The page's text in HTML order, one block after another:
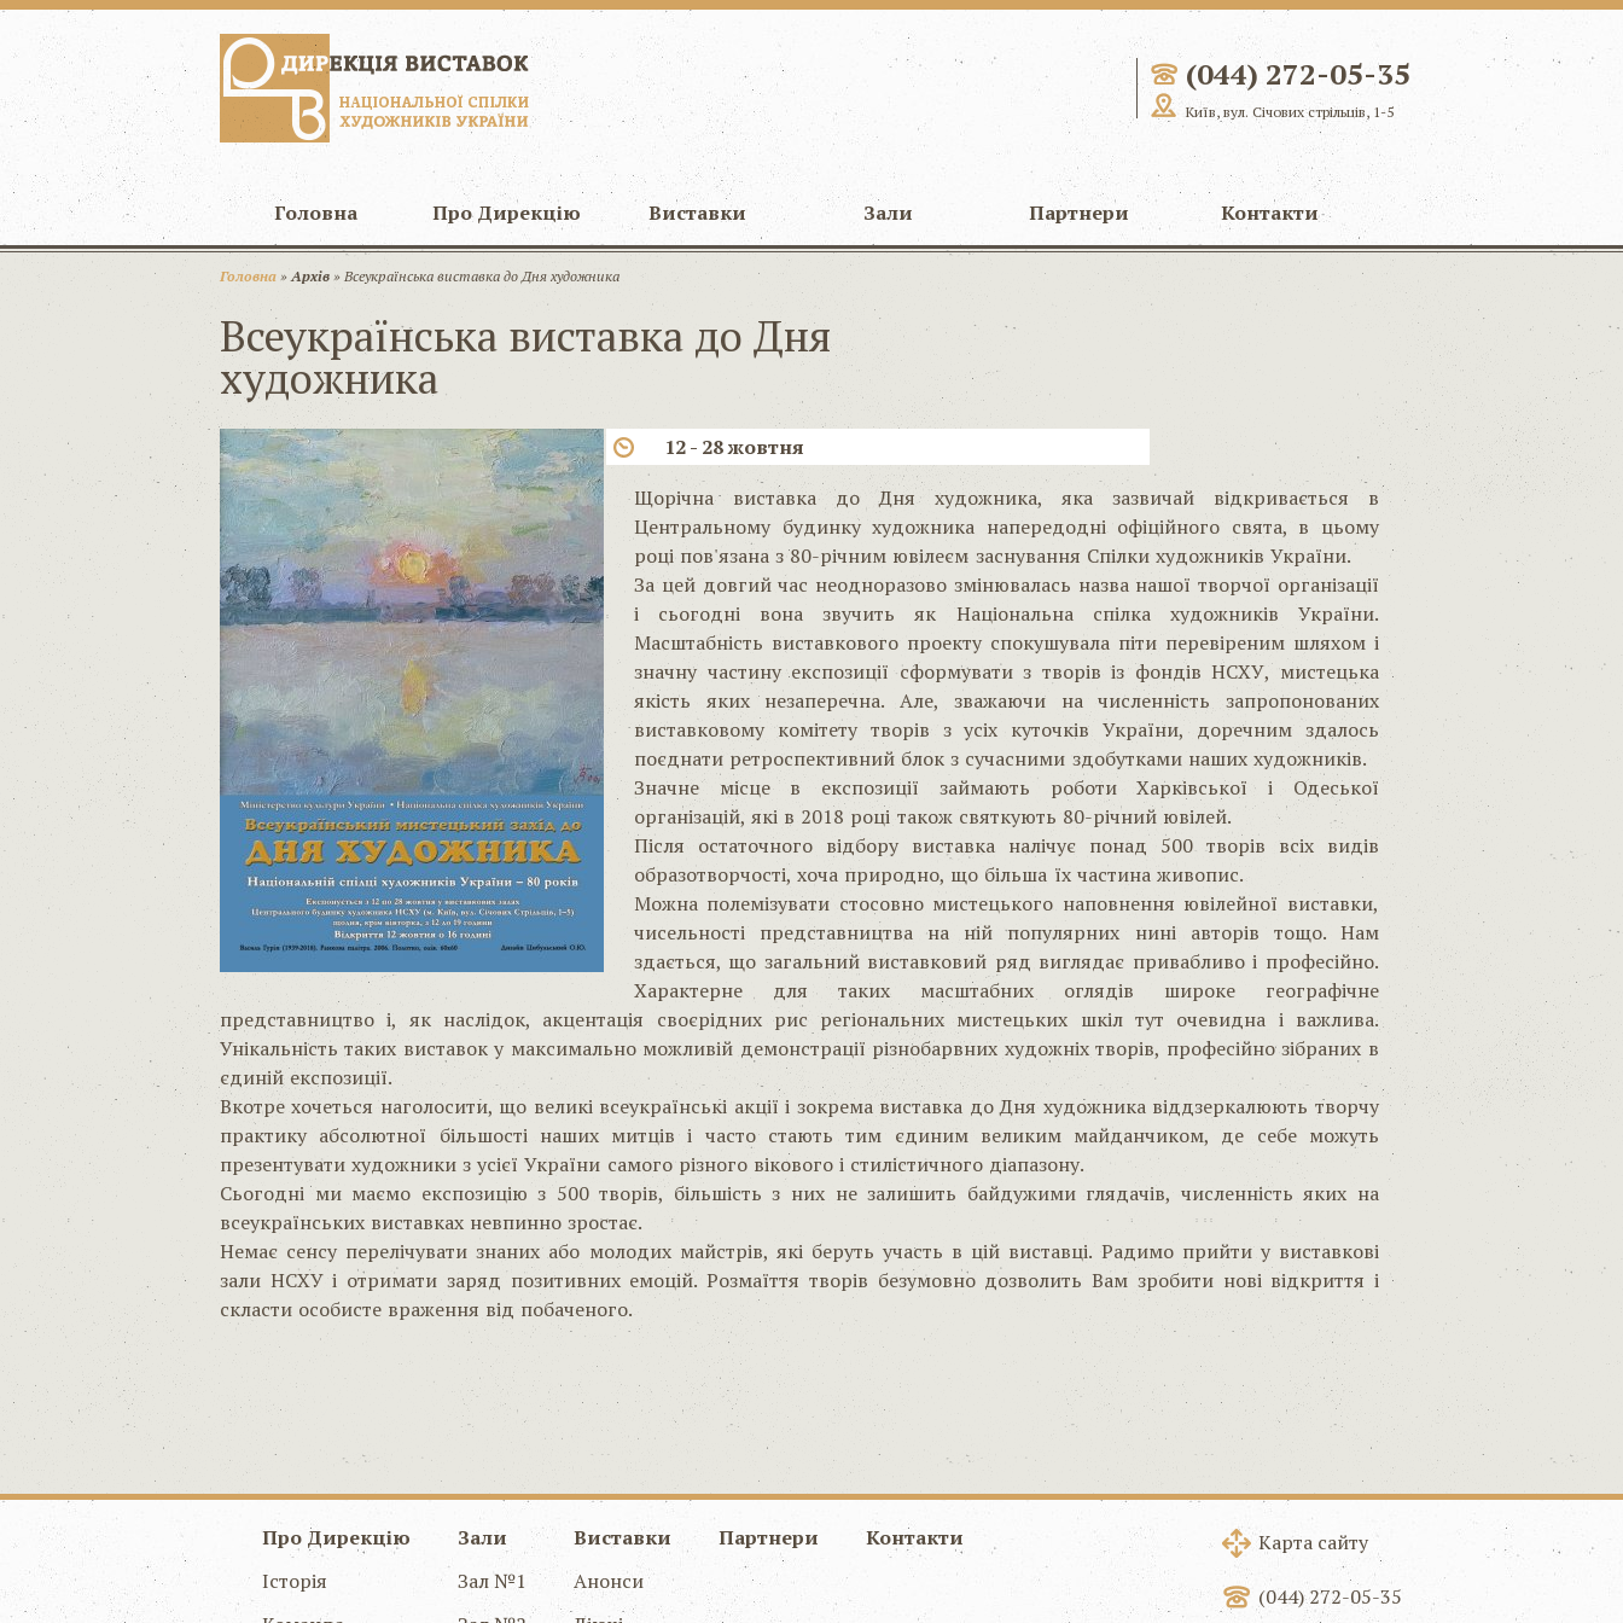
(044) 272-05-35
Київ, вул. Січових стрільців, 1-5
Головна Про Дирекцію Виставки Зали Партнери Контакти
Головна »Архів » Всеукраїнська виставка до Дня художника
Всеукраїнська виставка до Дня
художника
12 - 28 жовтня
Щорічна виставка до Дня художника, яка зазвичай відкривається в
Центральному будинку художника напередодні офіційного свята, в цьому
році пов'язана з 80-річним ювілеєм заснування Спілки художників України.
За цей довгий час неодноразово змінювалась назва нашої творчої організації
і сьогодні вона звучить як Національна спілка художників України.
Масштабність виставкового проекту спокушувала піти перевіреним шляхом і
значну частину експозиції сформувати з творів із фондів НСХУ, мистецька
якість яких незаперечна. Але, зважаючи на численність запропонованих
виставковому комітету творів з усіх куточків України, доречним здалось
поєднати ретроспективний блок з сучасними здобутками наших художників.
Значне місце в експозиції займають роботи Харківської і Одеської
організацій, які в 2018 році також святкують 80-річний ювілей.
Після остаточного відбору виставка налічує понад 500 творів всіх видів
образотворчості, хоча природно, що більша їх частина живопис.
Можна полемізувати стосовно мистецького наповнення ювілейної виставки,
чисельності представництва на ній популярних нині авторів тощо. Нам
здається, що загальний виставковий ряд виглядає привабливо і професійно.
Характерне для таких масштабних оглядів широке географічне
представництво і, як наслідок, акцентація своєрідних рис регіональних мистецьких шкіл тут очевидна і важлива.
Унікальність таких виставок у максимально можливій демонстрації різнобарвних художніх творів, професійно зібраних в
єдиній експозиції.
Вкотре хочеться наголосити, що великі всеукраїнські акції і зокрема виставка до Дня художника віддзеркалюють творчу
практику абсолютної більшості наших митців і часто стають тим єдиним великим майданчиком, де себе можуть
презентувати художники з усієї України самого різного вікового і стилістичного діапазону.
Сьогодні ми маємо експозицію з 500 творів, більшість з них не залишить байдужими глядачів, численність яких на
всеукраїнських виставках невпинно зростає.
Немає сенсу перелічувати знаних або молодих майстрів, які беруть участь в цій виставці. Радимо прийти у виставкові
зали НСХУ і отримати заряд позитивних емоцій. Розмаїття творів безумовно дозволить Вам зробити нові відкриття і
скласти особисте враження від побаченого.
Про Дирекцію
Історія
Зали
Зал №1
Виставки
Анонси
Партнери Контакти Карта сайту
(044) 272-05-35